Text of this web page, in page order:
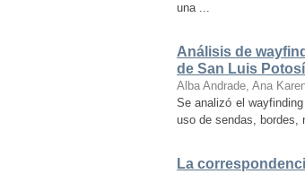
una ...
Análisis de
de San Luis Potosí
Alba Andrade, Ana
Se analizó el
uso de sendas, bordes,
La